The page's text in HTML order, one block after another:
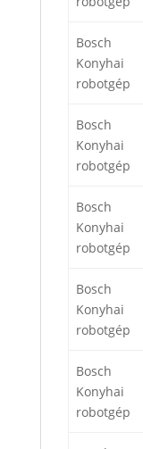
Bosch
Konyhai
robotgép
Bosch
Konyhai
robotgép
Bosch
Konyhai
robotgép
Bosch
Konyhai
robotgép
Bosch
Konyhai
robotgép